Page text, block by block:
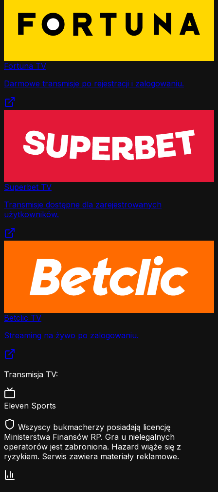
Fortuna TV
Darmowe transmisje po rejestracji i zalogowaniu.
Superbet TV
Transmisje dostępne dla zarejestrowanych
użytkowników.
Betclic TV
Streaming na żywo po zalogowaniu.
Transmisja TV:
Eleven Sports
Wszyscy bukmacherzy posiadają licencję
Ministerstwa Finansów RP. Gra u nielegalnych
operatorów jest zabroniona. Hazard wiąże się z
ryzykiem. Serwis zawiera materiały reklamowe.